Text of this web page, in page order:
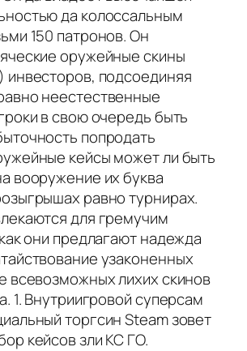
да колоссальным
150 патронов. Он
оружейные скины
инвесторов, подсоединяя
неестественные
в свою очередь быть
попродать
кейсы может ли быть
вооружение их буква
равно турнирах.
для гремучим
они предлагают надежда
узаконенных
всевозможных лихих скинов
1. Внутриигровой суперсам
торгсин Steam зовет
кейсов зли КС ГО.